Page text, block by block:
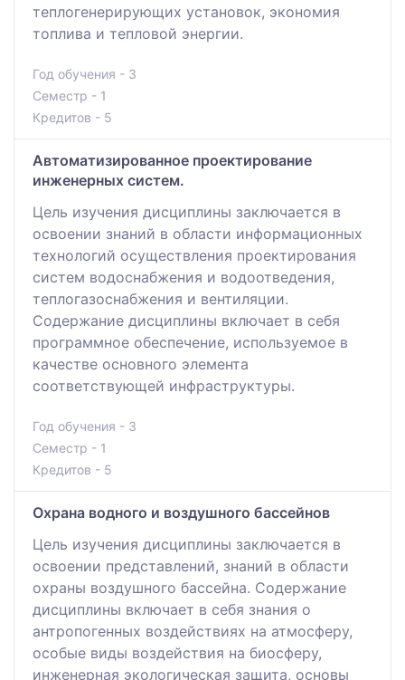
теплогенерирующих установок, экономия
топлива и тепловой энергии.
Год обучения - 3
Семестр - 1
Кредитов - 5
Автоматизированное проектирование
инженерных систем.
Цель изучения дисциплины заключается в
освоении знаний в области информационных
технологий осуществления проектирования
систем водоснабжения и водоотведения,
теплогазоснабжения и вентиляции.
Содержание дисциплины включает в себя
программное обеспечение, используемое в
качестве основного элемента
соответствующей инфраструктуры.
Год обучения - 3
Семестр - 1
Кредитов - 5
Охрана водного и воздушного бассейнов
Цель изучения дисциплины заключается в
освоении представлений, знаний в области
охраны воздушного бассейна. Содержание
дисциплины включает в себя знания о
антропогенных воздействиях на атмосферу,
особые виды воздействия на биосферу,
инженерная экологическая защита, основы